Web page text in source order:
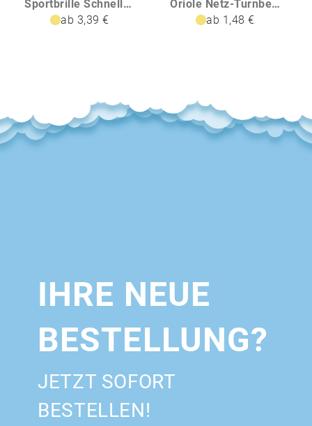
Sportbrille Schnelle Brille
ab 3,39 €
Oriole Netz-Turnbeutel 5L
ab 1,48 €
IHRE NEUE
BESTELLUNG?
JETZT SOFORT
BESTELLEN!